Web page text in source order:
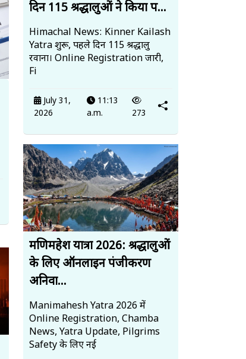
दिन 115 श्रद्धालुओं ने किया प...
Himachal News: Kinner Kailash
Yatra शुरू, पहले दिन 115 श्रद्धालु
रवाना। Online Registration जारी,
Fi
July 31,
2026
11:13
a.m.
273
मणिमहेश यात्रा 2026: श्रद्धालुओं
के लिए ऑनलाइन पंजीकरण
अनिवा...
Manimahesh Yatra 2026 में
Online Registration, Chamba
News, Yatra Update, Pilgrims
Safety के लिए नई